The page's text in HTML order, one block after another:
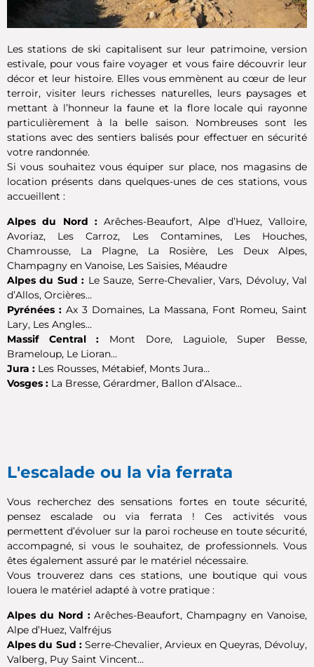
Les stations de ski capitalisent sur leur patrimoine, version
estivale, pour vous faire voyager et vous faire découvrir leur
décor et leur histoire. Elles vous emmènent au cœur de leur
terroir, visiter leurs richesses naturelles, leurs paysages et
mettant à l’honneur la faune et la flore locale qui rayonne
particulièrement à la belle saison. Nombreuses sont les
stations avec des sentiers balisés pour effectuer en sécurité
votre randonnée.
Si vous souhaitez vous équiper sur place, nos magasins de
location présents dans quelques-unes de ces stations, vous
accueillent :
Alpes du Nord :Arêches-Beaufort, Alpe d’Huez, Valloire,
Avoriaz, Les Carroz, Les Contamines, Les Houches,
Chamrousse, La Plagne, La Rosière, Les Deux Alpes,
Champagny en Vanoise, Les Saisies, Méaudre
Alpes du Sud : Le Sauze, Serre-Chevalier, Vars, Dévoluy, Val
d’Allos, Orcières…
Pyrénées : Ax 3 Domaines, La Massana, Font Romeu, Saint
Lary, Les Angles…
Massif Central : Mont Dore, Laguiole, Super Besse,
Brameloup, Le Lioran…
Jura : Les Rousses, Métabief, Monts Jura…
Vosges : La Bresse, Gérardmer, Ballon d’Alsace…
L'escalade ou la via ferrata
Vous recherchez des sensations fortes en toute sécurité,
pensez escalade ou via ferrata ! Ces activités vous
permettent d’évoluer sur la paroi rocheuse en toute sécurité,
accompagné, si vous le souhaitez, de professionnels. Vous
êtes également assuré par le matériel nécessaire.
Vous trouverez dans ces stations, une boutique qui vous
louera le matériel adapté à votre pratique :
Alpes du Nord :Arêches-Beaufort, Champagny en Vanoise,
Alpe d’Huez, Valfréjus
Alpes du Sud :Serre-Chevalier, Arvieux en Queyras, Dévoluy,
Valberg, Puy Saint Vincent…